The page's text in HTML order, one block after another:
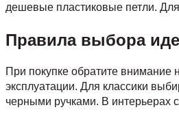
дешевые пластиковые петли.
Правила выбора
При покупке обратите внимание
эксплуатации. Для классики
черными ручками. В интерьерах